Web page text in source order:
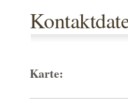
Karte: